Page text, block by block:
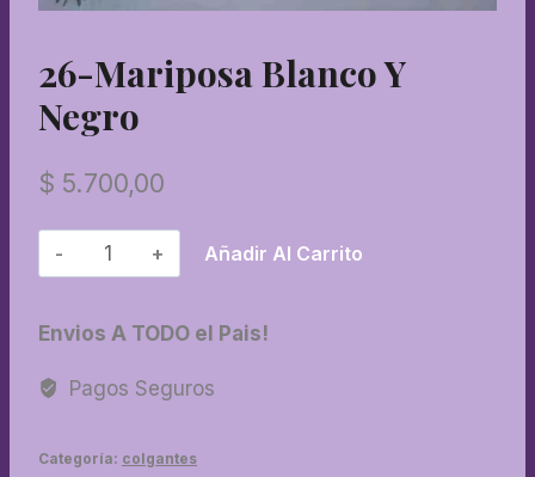
26-Mariposa Blanco Y
Negro
$ 5.700,00
26-
Mariposa
y
cantidad
Añadir Al Carrito
Envios A TODO el Pais!
Pagos Seguros
Categoría: colgantes